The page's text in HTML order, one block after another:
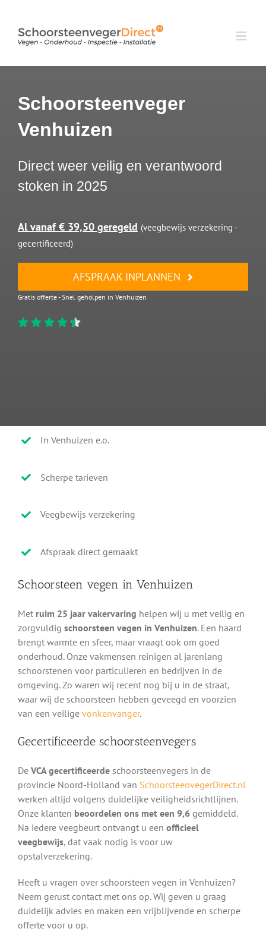
inhoud
Schoorsteenveger
Venhuizen
Direct weer veilig en verantwoord
stoken in 2025
Al vanaf € 39,50 geregeld (veegbewijs verzekering -
gecertificeerd)
AFSPRAAK INPLANNEN
Gratis offerte - Snel geholpen in Venhuizen
In Venhuizen e.o.
Scherpe tarieven
Veegbewijs verzekering
Afspraak direct gemaakt
Schoorsteen vegen in Venhuizen
Met ruim 25 jaar vakervaring helpen wij u met veilig en
zorgvuldig schoorsteen vegen in Venhuizen. Een haard
brengt warmte en sfeer, maar vraagt ook om goed
onderhoud. Onze vakmensen reinigen al jarenlang
schoorstenen voor particulieren en bedrijven in de
omgeving. Zo waren wij recent nog bij u in de straat,
waar wij de schoorsteen hebben geveegd en voorzien
van een veilige vonkenvanger.
Gecertificeerde schoorsteenvegers
De VCA gecertificeerdeschoorsteenvegers in de
provincie Noord-Holland van SchoorsteenvegerDirect.nl
werken altijd volgens duidelijke veiligheidsrichtlijnen.
Onze klanten beoordelen ons met een 9,6gemiddeld.
Na iedere veegbeurt ontvangt u een officieel
veegbewijs, dat vaak nodig is voor uw
opstalverzekering.
Heeft u vragen over schoorsteen vegen in Venhuizen?
Neem gerust contact met ons op. Wij geven u graag
duidelijk advies en maken een vrijblijvende en scherpe
offerte voor u op.